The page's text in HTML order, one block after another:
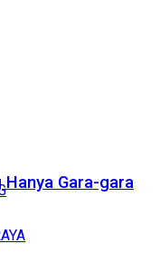
Gara-gara